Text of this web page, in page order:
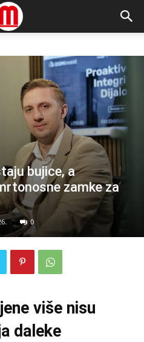
bujice, a
zamke za
0
više nisu
daleke